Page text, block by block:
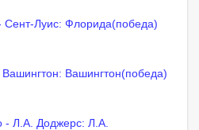
Сент-Луис: Флорида(победа)
Вашингтон(победа)
- Л.А. Доджерс: Л.А.